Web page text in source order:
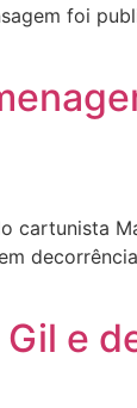
foi
cartunista
e